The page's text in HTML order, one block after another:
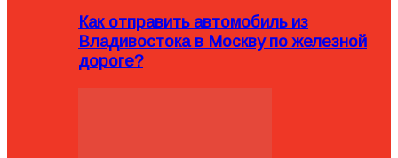
Как отправить автомобиль из
Владивостока в Москву по железной
дороге?